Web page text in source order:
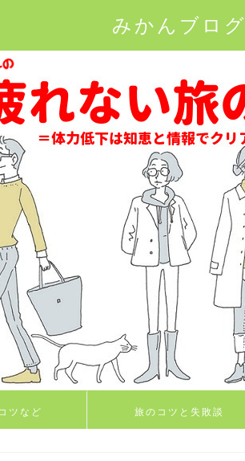
みかんブログ
ツなど 旅のコツと失敗談